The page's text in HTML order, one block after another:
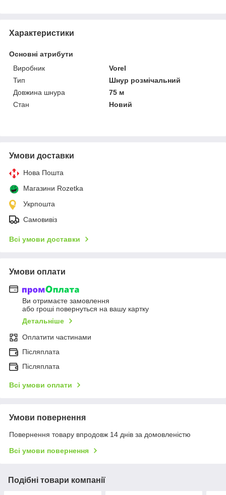
Характеристики
Основні атрибути
Виробник
Vorel
Тип
Шнур розмічальний
Довжина шнура
75 м
Стан
Новий
Умови доставки
Нова Пошта
Магазини Rozetka
Укрпошта
Самовивіз
Всі умови доставки
Умови оплати
Ви отримаєте замовлення
або гроші повернуться на вашу картку
Детальніше
Оплатити частинами
Післяплата
Післяплата
Всі умови оплати
Умови повернення
Повернення товару впродовж 14 днів за домовленістю
Всі умови повернення
Подібні товари компанії